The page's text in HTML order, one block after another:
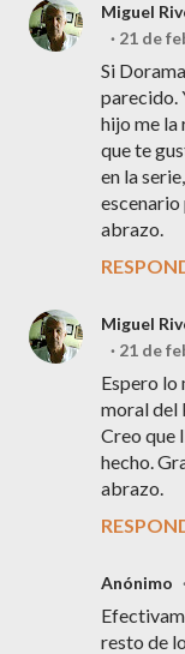
Miguel
21 de
Si
parecido.
hijo me la
que te
en la
abrazo.
Miguel
21 de
Espero lo
moral del
Creo que
hecho.
abrazo.
Anónimo
resto de